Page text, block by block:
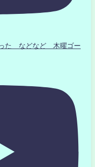
た などなど 木曜ゴー